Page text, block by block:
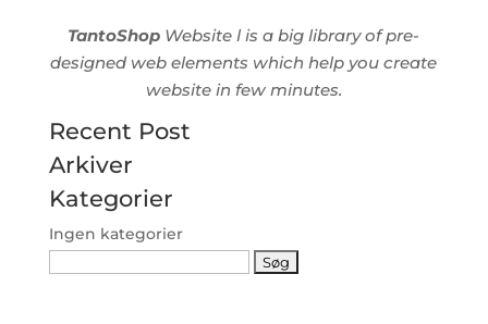
TantoShop Website l is a big library of pre-
designed web elements which help you create
website in few minutes.
Recent Post
Arkiver
Kategorier
Ingen kategorier